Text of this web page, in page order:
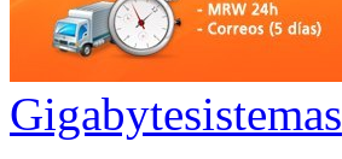
Gigabytesistemas